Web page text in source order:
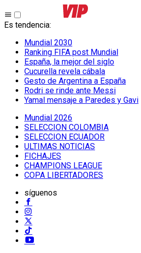
Es tendencia:
Mundial 2030
Ranking FIFA post Mundial
España, la mejor del siglo
Cucurella revela cábala
Gesto de Argentina a España
Rodri se rinde ante Messi
Yamal mensaje a Paredes y Gavi
Mundial 2026
SELECCION COLOMBIA
SELECCION ECUADOR
ULTIMAS NOTICIAS
FICHAJES
CHAMPIONS LEAGUE
COPA LIBERTADORES
síguenos